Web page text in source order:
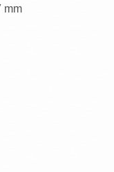
mm